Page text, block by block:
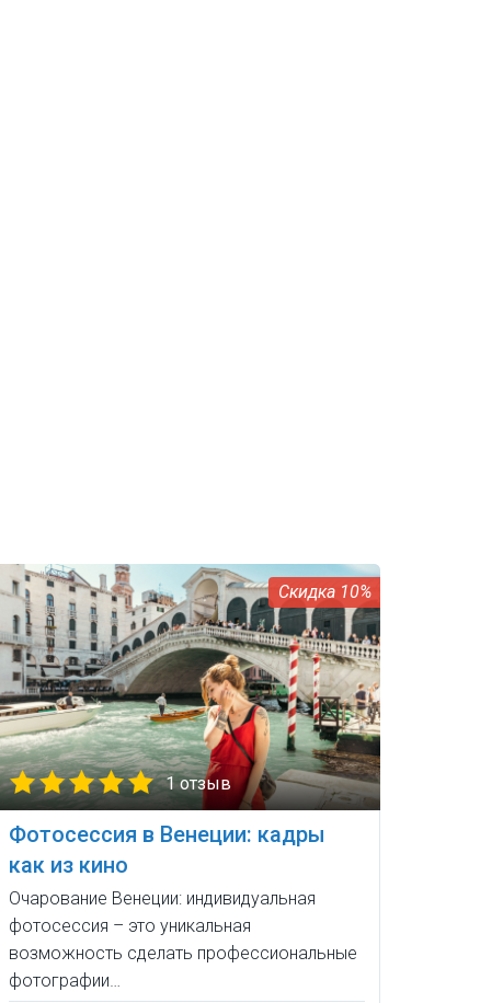
10%
1 отзыв
Фотосессия в Венеции: кадры
как из кино
Очарование Венеции: индивидуальная
фотосессия – это уникальная
возможность сделать профессиональные
фотографии…